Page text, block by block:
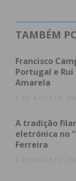
agressores já
ao
realizados nas
Ferreira e
suspeitos.
Os detidos
permanecem
TAMBÉM
Francisco
Portugal e
Amarela
6 DE AGOSTO
A tradição
eletrónica no
Ferreira
6 DE AGOSTO